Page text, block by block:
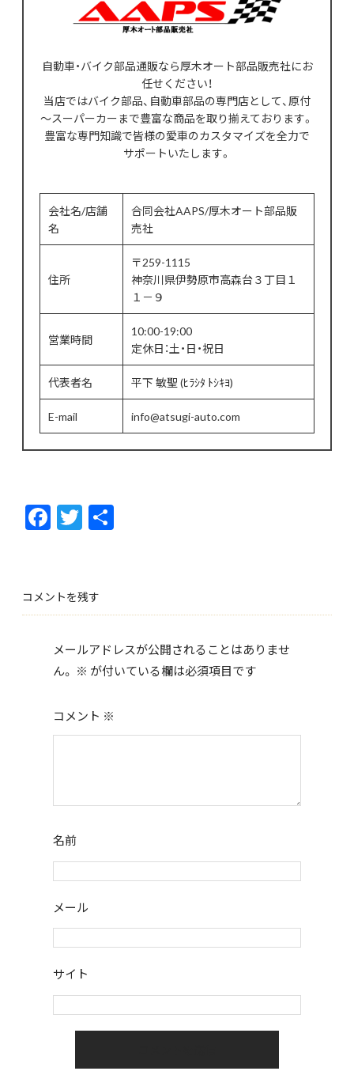
自動車・バイク部品通販なら厚木オート部品販売社にお
任せください！
当店ではバイク部品、自動車部品の専門店として、原付
～スーパーカーまで豊富な商品を取り揃えております。
豊富な専門知識で皆様の愛車のカスタマイズを全力で
サポートいたします。
会社名/店舗
名
合同会社AAPS/厚木オート部品販
売社
住所
〒259-1115
神奈川県伊勢原市高森台３丁目１
１－９
営業時間
10:00-19:00
定休日：土・日・祝日
代表者名 平下 敏聖 (ﾋﾗｼﾀ ﾄｼｷﾖ)
E-mail info@atsugi-auto.com
F
ac
b
o
o
k
T
w
er
コメントを残す
メールアドレスが公開されることはありませ
ん。 ※ が付いている欄は必須項目です
コメント ※
名前
メール
サイト